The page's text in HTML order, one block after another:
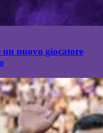
nuovo giocatore